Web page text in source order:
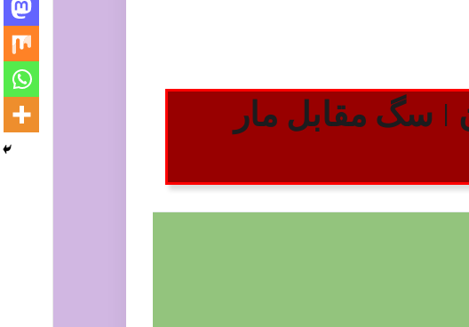
| سگ مقابل مار